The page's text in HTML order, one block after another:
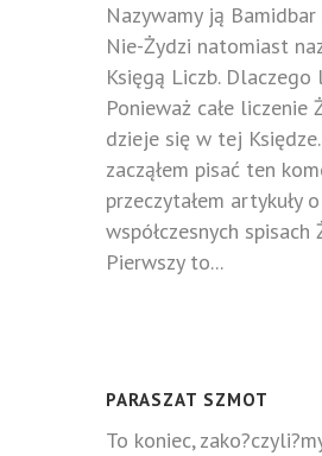
Nazywamy ją Bamidbar
Nie-Żydzi natomiast
Księgą Liczb. Dlaczego
Ponieważ całe liczenie
dzieje się w tej
zacząłem pisać ten
przeczytałem artykuły
współczesnych spisach
Pierwszy to...
PARASZAT SZMOT
To koniec,